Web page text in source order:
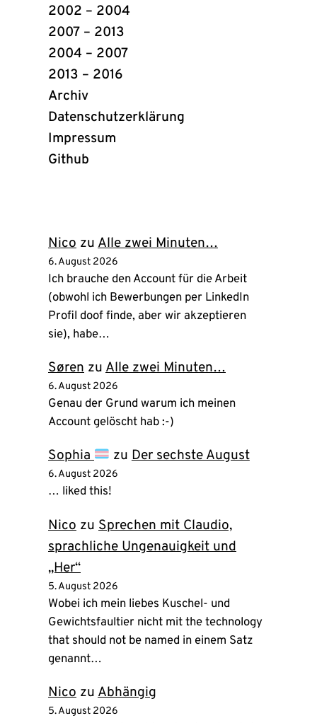
2002 – 2004
2007 – 2013
2004 – 2007
2013 – 2016
Archiv
Datenschutzerklärung
Impressum
Github
Nico zu Alle zwei Minuten…
6. August 2026
Ich brauche den Account für die Arbeit
(obwohl ich Bewerbungen per LinkedIn
Profil doof finde, aber wir akzeptieren
sie), habe…
Søren zu Alle zwei Minuten…
6. August 2026
Genau der Grund warum ich meinen
Account gelöscht hab :-)
Sophia zuDer sechste August
6. August 2026
… liked this!
Nico zu Sprechen mit Claudio,
sprachliche Ungenauigkeit und
„Her“
5. August 2026
Wobei ich mein liebes Kuschel- und
Gewichtsfaultier nicht mit the technology
that should not be named in einem Satz
genannt…
Nico zu Abhängig
5. August 2026